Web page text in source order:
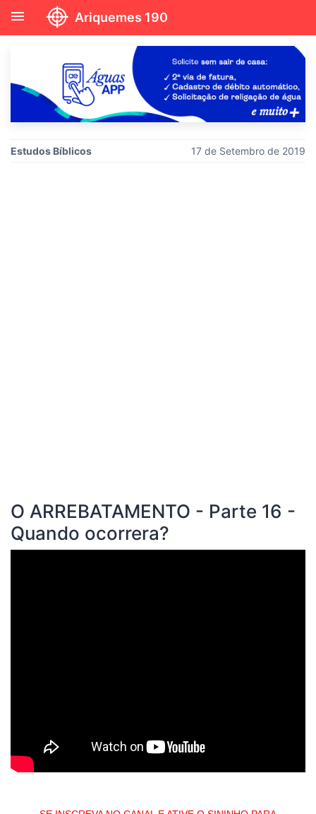
menu Ariquemes 190
Estudos Bíblicos 17 de Setembro de 2019
O ARREBATAMENTO - Parte 16 -
Quando ocorrera?